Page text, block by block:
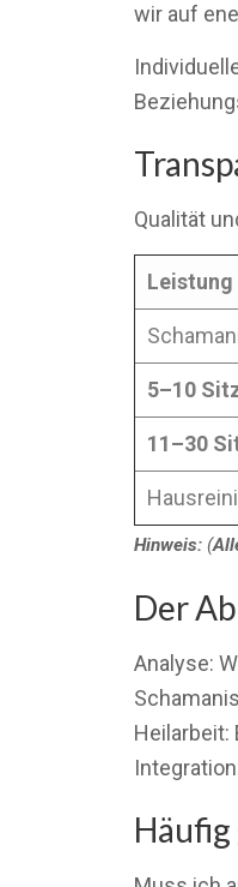
wir auf
Qualität
Leistung
5–10
11–30
Hinweis: (
Der
Analyse:
Heilarbeit:
Häufig